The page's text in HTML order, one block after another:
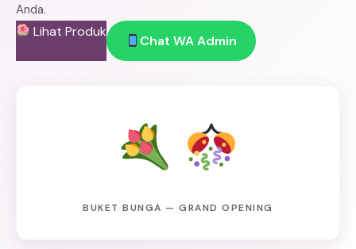
Anda.
Lihat Produk
Chat WA Admin
BUKET BUNGA — GRAND OPENING